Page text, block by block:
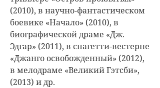
(2010), в научно-фантастическом
боевике «Начало» (2010), в
биографической драме «Дж.
Эдгар» (2011), в спагетти-вестерне
«Джанго освобожденный» (2012),
в мелодраме «Великий Гэтсби»,
(2013) и др.